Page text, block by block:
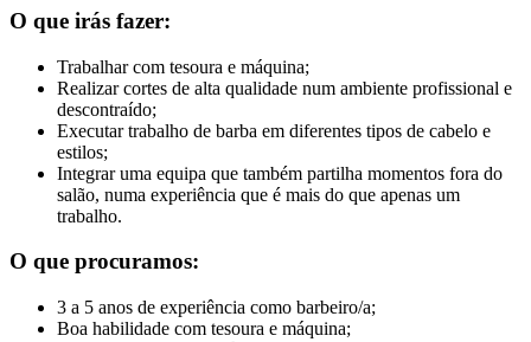
O que irás fazer:
Trabalhar com tesoura e máquina;
Realizar cortes de alta qualidade num ambiente profissional e
descontraído;
Executar trabalho de barba em diferentes tipos de cabelo e
estilos;
Integrar uma equipa que também partilha momentos fora do
salão, numa experiência que é mais do que apenas um
trabalho.
O que procuramos:
3 a 5 anos de experiência como barbeiro/a;
Boa habilidade com tesoura e máquina;